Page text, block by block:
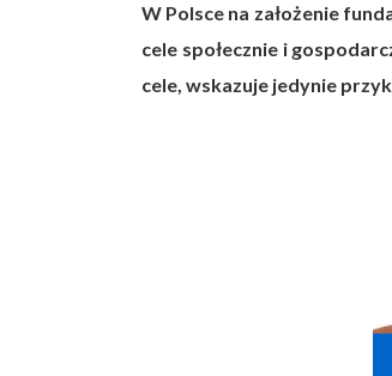
W Polsce na założenie
cele społecznie i
cele, wskazuje jedynie